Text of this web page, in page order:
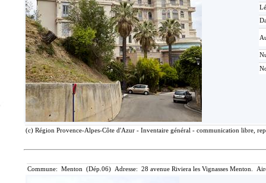
(c) Région Provence-Alpes-Côte d'Azur - Inventaire général - communication libre,
Commune: Menton (Dép.06) Adresse: 28 avenue Riviera les Vignasses Menton.